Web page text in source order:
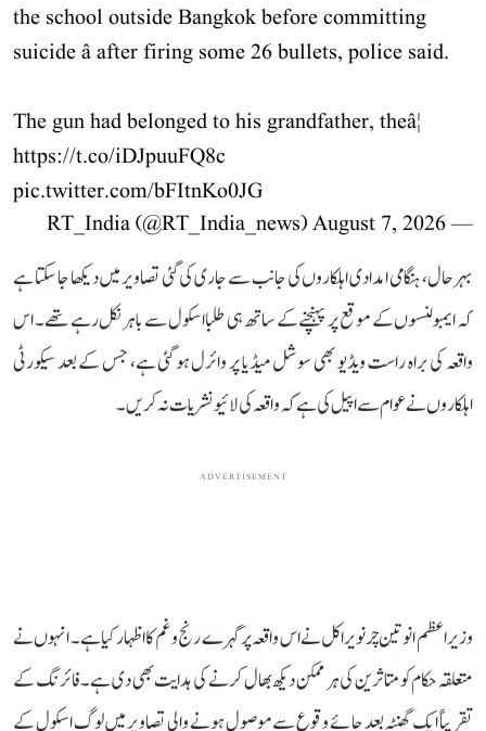
the school outside Bangkok before committing
suicide â after firing some 26 bullets, police said.
The gun had belonged to his grandfather, theâ¦
https://t.co/iDJpuuFQ8c
pic.twitter.com/bFItnKo0JG
— RT_India (@RT_India_news)
August 7, 2026
بہرحال، ہنگامی امدادی اہلکاروں کی جانب سے جاری کی گئی تصاویر میں دیکھا جا سکتا ہے
کہ ایمبولنسوں کے موقع پر پہنچنے کے ساتھ ہی طلبا اسکول سے باہر نکل رہے تھے۔ اس
واقعہ کی براہ راست ویڈیو بھی سوشل میڈیا پر وائرل ہو گئی ہے، جس کے بعد سیکورٹی
اہلکاروں نے عوام سے اپیل کی ہے کہ واقعہ کی لائیو نشریات نہ کریں۔
ADVERTISEMENT
وزیر اعظم انوتین چرنویراکل نے اس واقعہ پر گہرے رنج و غم کا اظہار کیا ہے۔ انہوں نے
متعلقہ حکام کو متاثرین کی ہر ممکن دیکھ بھال کرنے کی ہدایت بھی دی ہے۔ فائرنگ کے
تقریباً ایک گھنٹہ بعد جائے وقوع سے موصول ہونے والی تصاویر میں لوگ اسکول کے